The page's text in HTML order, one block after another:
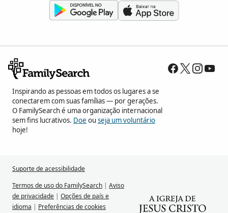
Inspirando as pessoas em todos os lugares a se
conectarem com suas famílias — por gerações.
O FamilySearch é uma organização internacional
sem fins lucrativos. Doe ouseja um voluntário
hoje!
Suporte de acessibilidade
Termos de uso do FamilySearch | Aviso
de privacidade | Opções de país e
idioma | Preferências de cookies